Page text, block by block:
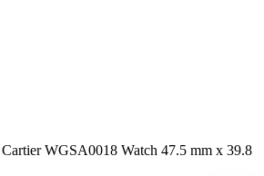
Cartier WGSA0018 Watch 47.5 mm x 39.8